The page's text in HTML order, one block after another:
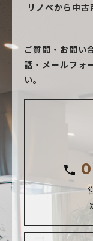
リノベから中
ご質問・お問い
話・メールフォ
い。